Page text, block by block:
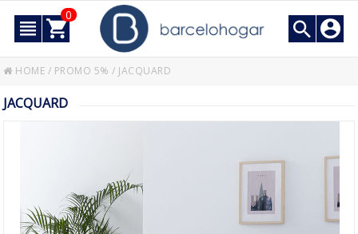
0
HOME / PROMO 5% / JACQUARD
JACQUARD